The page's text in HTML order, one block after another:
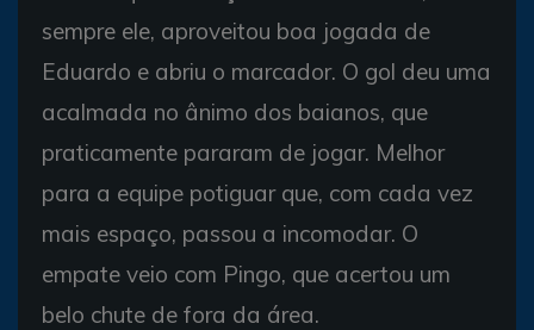
sempre ele, aproveitou boa jogada de
Eduardo e abriu o marcador. O gol deu uma
acalmada no ânimo dos baianos, que
praticamente pararam de jogar. Melhor
para a equipe potiguar que, com cada vez
mais espaço, passou a incomodar. O
empate veio com Pingo, que acertou um
belo chute de fora da área.